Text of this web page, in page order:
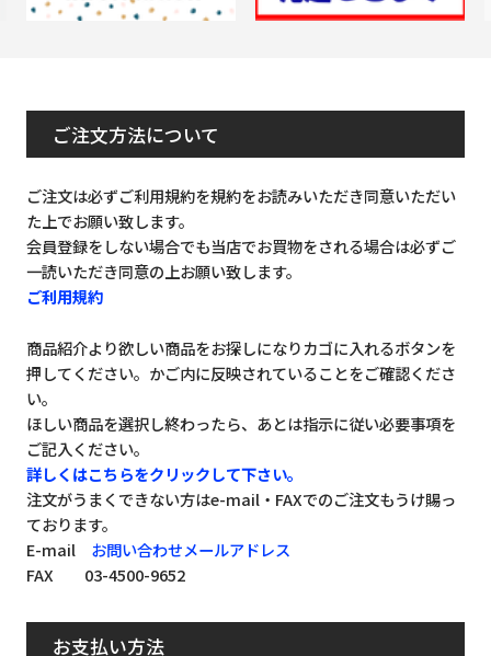
ご注文方法について
ご注文は必ずご利用規約を規約をお読みいただき同意いただい
た上でお願い致します。
会員登録をしない場合でも当店でお買物をされる場合は必ずご
一読いただき同意の上お願い致します。
ご利用規約
商品紹介より欲しい商品をお探しになりカゴに入れるボタンを
押してください。かご内に反映されていることをご確認くださ
い。
ほしい商品を選択し終わったら、あとは指示に従い必要事項を
ご記入ください。
詳しくはこちらをクリックして下さい。
注文がうまくできない方はe-mail・FAXでのご注文もうけ賜っ
ております。
E-mail お問い合わせメールアドレス
FAX 03-4500-9652
お支払い方法